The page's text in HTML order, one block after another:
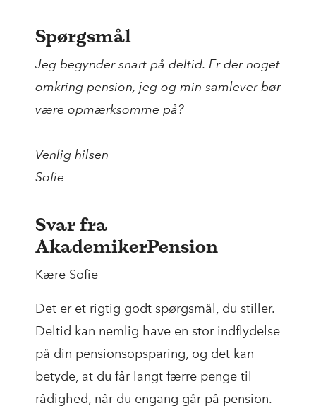
Spørgsmål
Jeg begynder snart på deltid. Er der noget
omkring pension, jeg og min samlever bør
være opmærksomme på?
Venlig hilsen
Sofie
Svar fra
AkademikerPension
Kære Sofie
Det er et rigtig godt spørgsmål, du stiller.
Deltid kan nemlig have en stor indflydelse
på din pensionsopsparing, og det kan
betyde, at du får langt færre penge til
rådighed, når du engang går på pension.